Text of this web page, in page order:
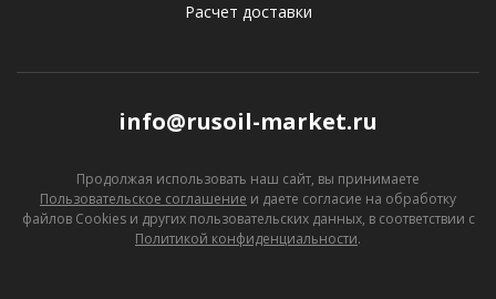
Расчет доставки
Продолжая использовать наш сайт, вы принимаете
Пользовательское соглашение и даете согласие на обработку
файлов Cookies и других пользовательских данных, в соответствии с
Политикой конфиденциальности.
info@rusoil-market.ru